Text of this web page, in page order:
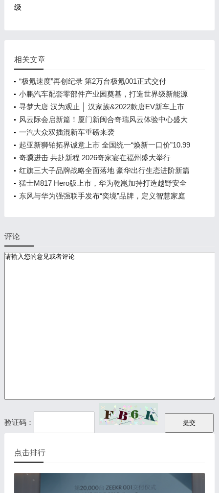
级
相关文章
“极氪速度”再创纪录 第2万台极氪001正式交付
小鹏汽车配套零部件产业园奠基，打造世界级新能源
智能汽车集群
寻梦大唐 汉为观止 │ 汉家族&2022款唐EV新车上市
发布会，敬请期待！
风云际会启新篇！厦门新闽合奇瑞风云体验中心盛大
开业
一汽大众双插混新车重磅来袭
起亚新狮铂拓界诚意上市 全国统一“焕新一口价”10.99
万元起
奇骥进击 共赴新程 2026奇家宴在福州盛大举行
红旗三大子品牌战略全面落地 豪华出行生态进阶新篇
章
猛士M817 Hero版上市，华为乾崑加持打造越野安全
标杆！
东风与华为强强联手发布“奕境”品牌，定义智慧家庭
评论
验证码：
点击排行